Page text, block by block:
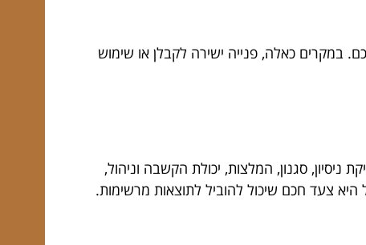
במקרים כאלה, פנייה ישירה לקבלן או שימוש
סגנון, המלצות, יכולת הקשבה וניהול,
צעד חכם שיכול להוביל לתוצאות מרשימות.